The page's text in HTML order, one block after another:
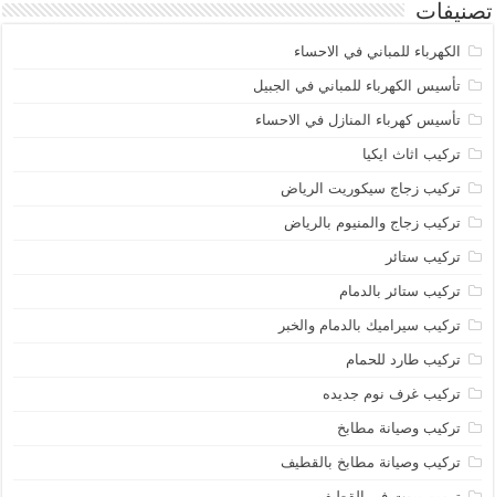
تصنيفات
الكهرباء للمباني في الاحساء
تأسيس الكهرباء للمباني في الجبيل
تأسيس كهرباء المنازل في الاحساء
تركيب اثاث ايكيا
تركيب زجاج سيكوريت الرياض
تركيب زجاج والمنيوم بالرياض
تركيب ستائر
تركيب ستائر بالدمام
تركيب سيراميك بالدمام والخبر
تركيب طارد للحمام
تركيب غرف نوم جديده
تركيب وصيانة مطابخ
تركيب وصيانة مطابخ بالقطيف